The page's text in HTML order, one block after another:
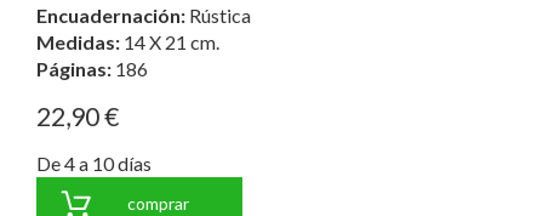
Encuadernación: Rústica
Medidas: 14 X 21 cm.
Páginas: 186
22,90 €
De 4 a 10 días
comprar